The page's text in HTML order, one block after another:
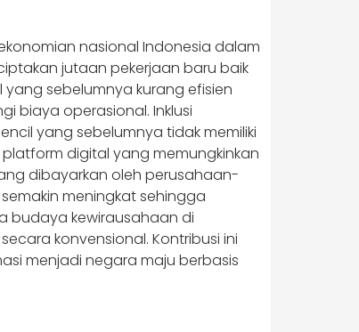
nasional Indonesia dalam
jutaan pekerjaan baru baik
sebelumnya kurang efisien
biaya operasional. Inklusi
yang sebelumnya tidak memiliki
digital yang memungkinkan
dibayarkan oleh perusahaan-
meningkat sehingga
budaya kewirausahaan di
konvensional. Kontribusi ini
menjadi negara maju berbasis